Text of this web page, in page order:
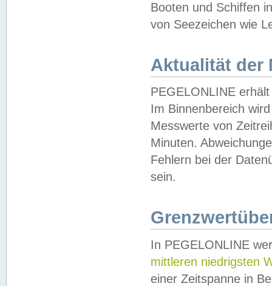
Booten und Schiffen
von Seezeichen wie
Aktualität der
PEGELONLINE
Im Binnenbereich
Messwerte von
Minuten.
Fehlern bei der
sein.
In PEGELONLINE
mittleren niedrigsten
einer Zeitspanne in